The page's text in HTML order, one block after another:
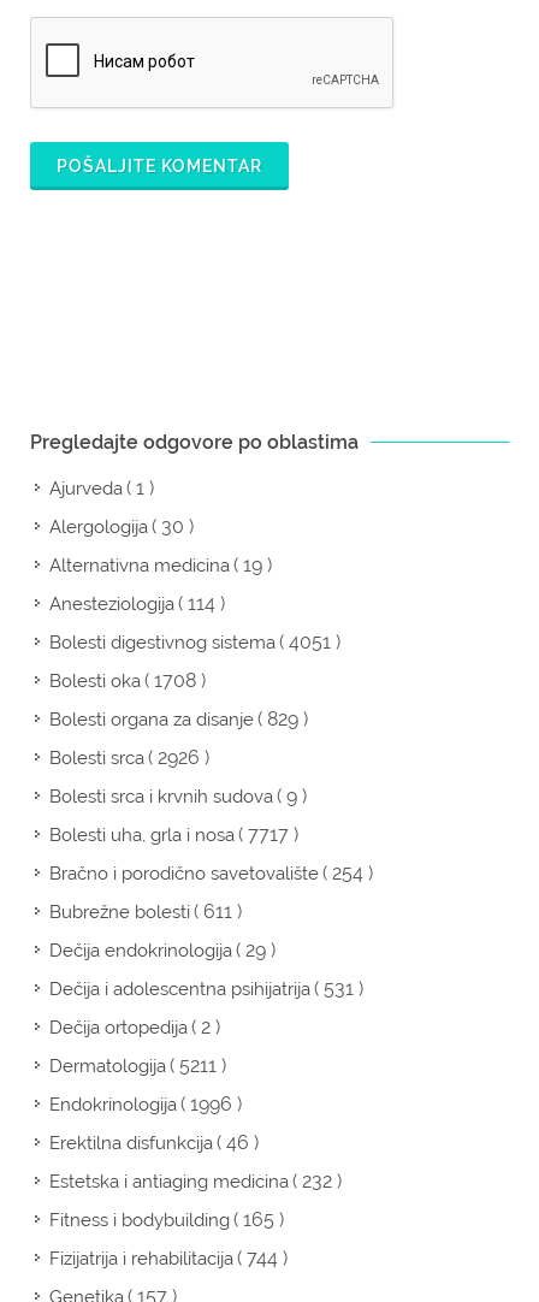
POŠALJITE KOMENTAR
Pregledajte odgovore po oblastima
Ajurveda( 1 )
Alergologija( 30 )
Alternativna medicina( 19 )
Anesteziologija( 114 )
Bolesti digestivnog sistema( 4051 )
Bolesti oka( 1708 )
Bolesti organa za disanje( 829 )
Bolesti srca( 2926 )
Bolesti srca i krvnih sudova( 9 )
Bolesti uha, grla i nosa( 7717 )
Bračno i porodično savetovalište( 254 )
Bubrežne bolesti( 611 )
Dečija endokrinologija( 29 )
Dečija i adolescentna psihijatrija( 531 )
Dečija ortopedija( 2 )
Dermatologija( 5211 )
Endokrinologija( 1996 )
Erektilna disfunkcija( 46 )
Estetska i antiaging medicina( 232 )
Fitness i bodybuilding( 165 )
Fizijatrija i rehabilitacija( 744 )
Genetika ( 157 )